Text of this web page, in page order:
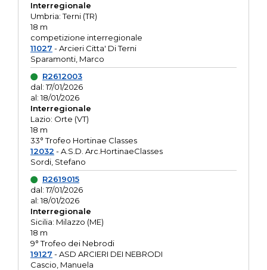
Interregionale
Umbria: Terni (TR)
18 m
competizione interregionale
11027 - Arcieri Citta' Di Terni
Sparamonti, Marco
R2612003
dal: 17/01/2026
al: 18/01/2026
Interregionale
Lazio: Orte (VT)
18 m
33° Trofeo Hortinae Classes
12032 - A.S.D. Arc.HortinaeClasses
Sordi, Stefano
R2619015
dal: 17/01/2026
al: 18/01/2026
Interregionale
Sicilia: Milazzo (ME)
18 m
9° Trofeo dei Nebrodi
19127 - ASD ARCIERI DEI NEBRODI
Cascio, Manuela